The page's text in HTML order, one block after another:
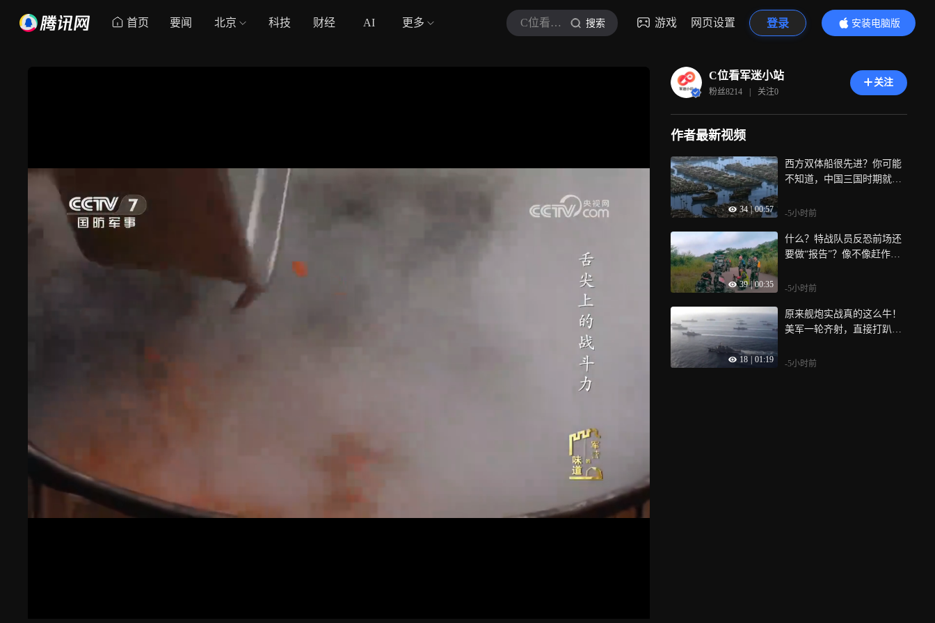
首页 要闻 北京 科技 财经 AI 更多 C位看军迷小站 搜索 游戏 网页设置 登录
安装电脑版
内容更精彩
C位看军迷小站
粉丝8214 | 关注0
关注
作者最新视频
34 | 00:57
西方双体船很先进？你可能
不知道，中国三国时期就有
-5小时前
39 | 00:35
什么？特战队员反恐前场还
要做“报告”？像不像赶作业
-5小时前
18 01:19
原来舰炮实战真的这么牛！
美军一轮齐射，直接打趴伊
-5小时前